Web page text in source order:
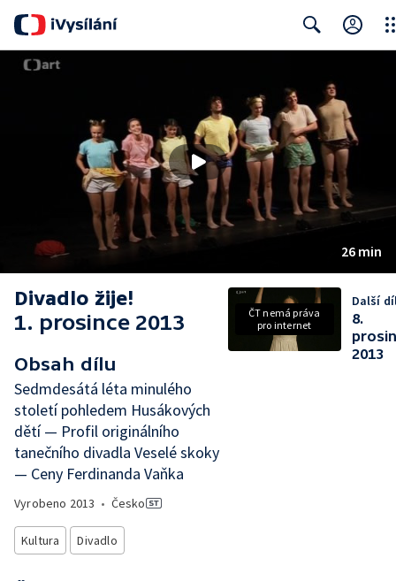
26 min
Divadlo žije!
1. prosince 2013
Obsah dílu
Sedmdesátá léta minulého
století pohledem Husákových
dětí — Profil originálního
tanečního divadla Veselé skoky
— Ceny Ferdinanda Vaňka
Vyrobeno 2013 • Česko
Kultura Divadlo
ČT nemá práva
pro internet
Další
8.
2013